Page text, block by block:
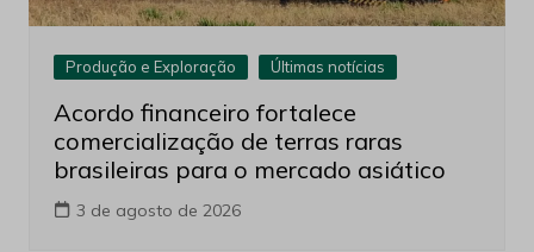
Produção e Exploração Últimas notícias
Acordo financeiro fortalece
comercialização de terras raras
brasileiras para o mercado asiático
3 de agosto de 2026